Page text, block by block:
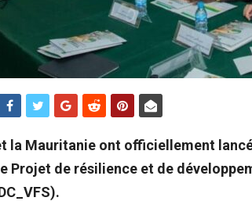
la Mauritanie ont officiellement
Projet de résilience et de